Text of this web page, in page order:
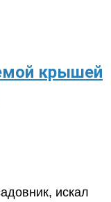
крышей
искал